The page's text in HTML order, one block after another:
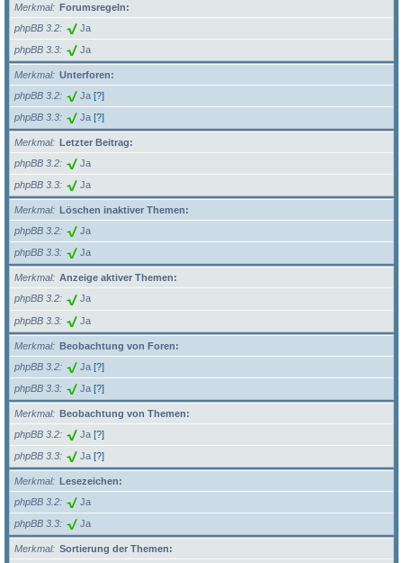
Merkmal
Forumsregeln:
phpBB 3.2
Ja
phpBB 3.3 Ja
Merkmal
Unterforen:
phpBB 3.2
Ja [?]
phpBB 3.3 Ja [?]
Merkmal
Letzter Beitrag:
phpBB 3.2
Ja
phpBB 3.3 Ja
Merkmal
Löschen inaktiver Themen:
phpBB 3.2
Ja
phpBB 3.3 Ja
Merkmal
Anzeige aktiver Themen:
phpBB 3.2
Ja
phpBB 3.3 Ja
Merkmal
Beobachtung von Foren:
phpBB 3.2
Ja [?]
phpBB 3.3 Ja [?]
Merkmal
Beobachtung von Themen:
phpBB 3.2
Ja [?]
phpBB 3.3 Ja [?]
Merkmal
Lesezeichen:
phpBB 3.2
Ja
phpBB 3.3 Ja
Merkmal
Sortierung der Themen: